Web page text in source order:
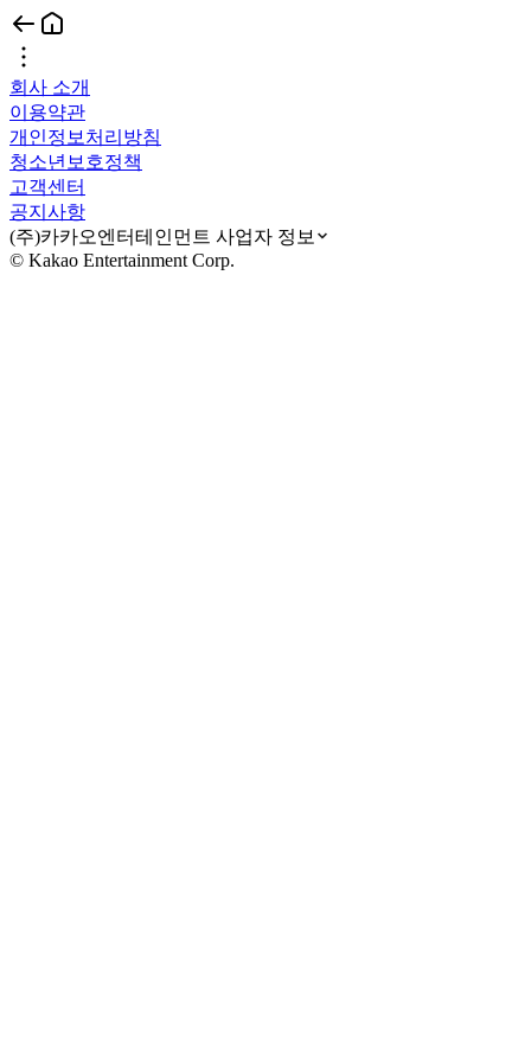
회사 소개
이용약관
개인정보처리방침
청소년보호정책
고객센터
공지사항
(주)카카오엔터테인먼트 사업자 정보
© Kakao Entertainment Corp.